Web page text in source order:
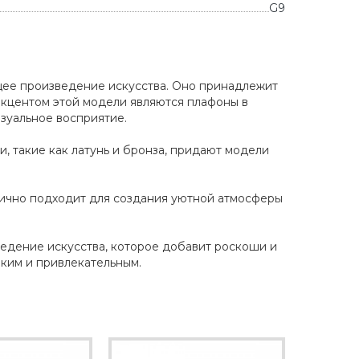
G9
произведение искусства. Оно принадлежит
этой модели являются плафоны в
восприятие.
как латунь и бронза, придают модели
подходит для создания уютной атмосферы
искусства, которое добавит роскоши и
и привлекательным.